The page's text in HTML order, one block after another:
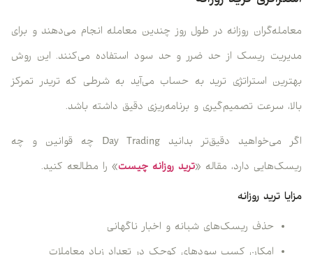
معامله‌گران روزانه در طول روز چندین معامله انجام می‌دهند و برای
مدیریت ریسک از حد ضرر و حد سود استفاده می‌کنند. این روش
بهترین استراتژی ترید به حساب می‌آید به شرطی که تریدر تمرکز
بالا، سرعت تصمیم‌گیری و برنامه‌ریزی دقیق داشته باشد.
اگر می‌خواهید دقیق‌تر بدانید Day Trading چه قوانین و چه
ریسک‌هایی دارد، مقاله «ترید روزانه چیست» را مطالعه کنید.
مزایا ترید روزانه
حذف ریسک‌های شبانه و اخبار ناگهانی